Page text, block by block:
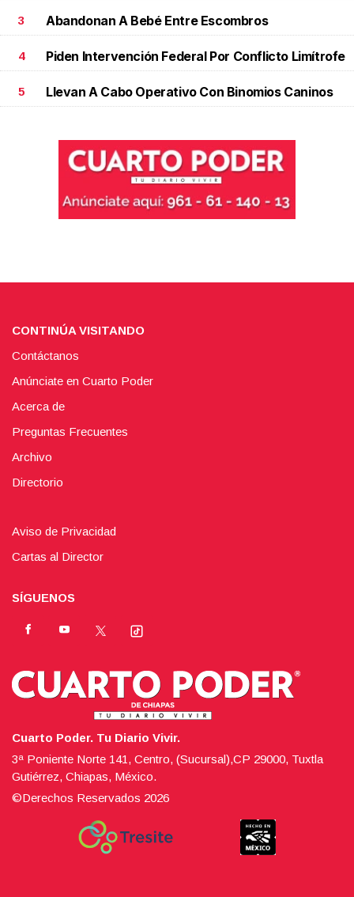
3 Abandonan A Bebé Entre Escombros
4 Piden Intervención Federal Por Conflicto Limítrofe
5 Llevan A Cabo Operativo Con Binomios Caninos
CONTINÚA VISITANDO
Contáctanos
Anúnciate en Cuarto Poder
Acerca de
Preguntas Frecuentes
Archivo
Directorio
Aviso de Privacidad
Cartas al Director
SÍGUENOS
Cuarto Poder. Tu Diario Vivir.
3ª Poniente Norte 141, Centro, (Sucursal),CP 29000, Tuxtla
Gutiérrez, Chiapas, México.
©Derechos Reservados 2026